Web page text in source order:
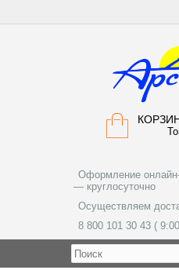
Оформление онлайн-
— круглосуточно
Осуществляем
8 800 101 30 43 (